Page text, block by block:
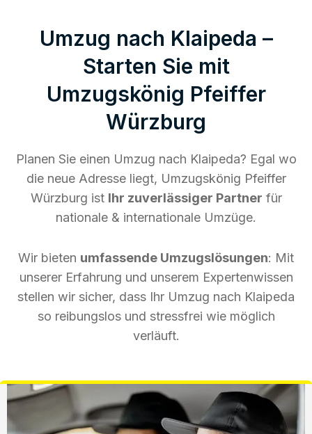
Umzug nach Klaipeda –
Starten Sie mit
Umzugskönig Pfeiffer
Würzburg
Planen Sie einen Umzug nach Klaipeda? Egal wo
die neue Adresse liegt, Umzugskönig Pfeiffer
Würzburg ist Ihr zuverlässiger Partner für
nationale & internationale Umzüge.
Wir bieten umfassende Umzugslösungen: Mit
unserer Erfahrung und unserem Expertenwissen
stellen wir sicher, dass Ihr Umzug nach Klaipeda
so reibungslos und stressfrei wie möglich
verläuft.